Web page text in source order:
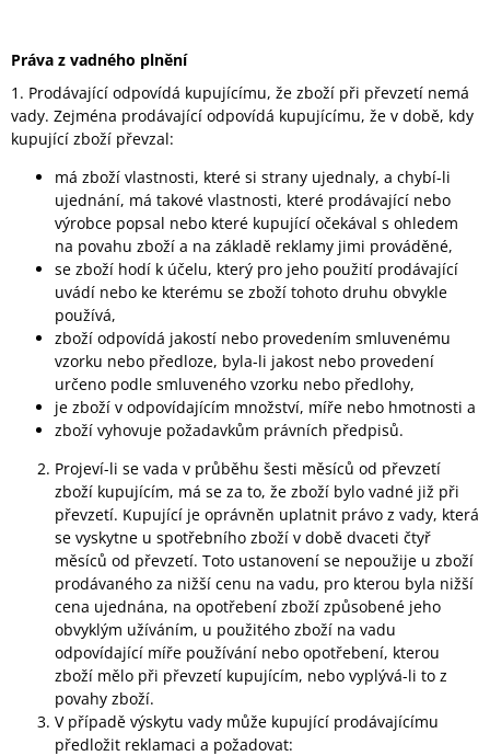
Práva z vadného plnění
1. Prodávající odpovídá kupujícímu, že zboží při převzetí nemá
vady. Zejména prodávající odpovídá kupujícímu, že v době, kdy
kupující zboží převzal:
má zboží vlastnosti, které si strany ujednaly, a chybí-li
ujednání, má takové vlastnosti, které prodávající nebo
výrobce popsal nebo které kupující očekával s ohledem
na povahu zboží a na základě reklamy jimi prováděné,
se zboží hodí k účelu, který pro jeho použití prodávající
uvádí nebo ke kterému se zboží tohoto druhu obvykle
používá,
zboží odpovídá jakostí nebo provedením smluvenému
vzorku nebo předloze, byla-li jakost nebo provedení
určeno podle smluveného vzorku nebo předlohy,
je zboží v odpovídajícím množství, míře nebo hmotnosti a
zboží vyhovuje požadavkům právních předpisů.
Projeví-li se vada v průběhu šesti měsíců od převzetí
zboží kupujícím, má se za to, že zboží bylo vadné již při
převzetí. Kupující je oprávněn uplatnit právo z vady, která
se vyskytne u spotřebního zboží v době dvaceti čtyř
měsíců od převzetí. Toto ustanovení se nepoužije u zboží
prodávaného za nižší cenu na vadu, pro kterou byla nižší
cena ujednána, na opotřebení zboží způsobené jeho
obvyklým užíváním, u použitého zboží na vadu
odpovídající míře používání nebo opotřebení, kterou
zboží mělo při převzetí kupujícím, nebo vyplývá-li to z
povahy zboží.
V případě výskytu vady může kupující prodávajícímu
předložit reklamaci a požadovat: